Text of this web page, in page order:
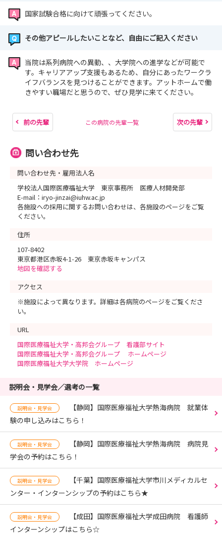
国家試験合格に向けて頑張ってください。
その他アピールしたいことなど、自由にご記入ください
当院は系列病院への異動、、大学院への進学などが可能で
す。キャリアアップ支援もあるため、自分にあったワークラ
イフバランスを見つけることができます。アットホームで働
きやすい職場だと思うので、ぜひ見学に来てください。
前の先輩 この病院の先輩一覧 次の先輩
問い合わせ先
問い合わせ先・雇用法人名
学校法人国際医療福祉大学 東京事務所 医療人材開発部
E-mail：iryo-jinzai@iuhw.ac.jp
各施設への採用に関するお問い合わせは、各施設のページをご覧
ください。
住所
107-8402
東京都港区赤坂4-1-26 東京赤坂キャンパス
地図を確認する
アクセス
※施設によって異なります。詳細は各病院のページをご覧くださ
い。
URL
国際医療福祉大学・高邦会グループ 看護部サイト
国際医療福祉大学・高邦会グループ ホームページ
国際医療福祉大学大学院 ホームページ
説明会・見学会／選考の一覧
説明会・見学会
【静岡】国際医療福祉大学熱海病院 就業体
験の申し込みはこちら！
説明会・見学会
【静岡】国際医療福祉大学熱海病院 病院見
学会の予約はこちら！
説明会・見学会
【千葉】国際医療福祉大学市川メディカルセ
ンター・インターンシップの予約はこちら★
説明会・見学会
【成田】国際医療福祉大学成田病院 看護師
インターンシップはこちら☆